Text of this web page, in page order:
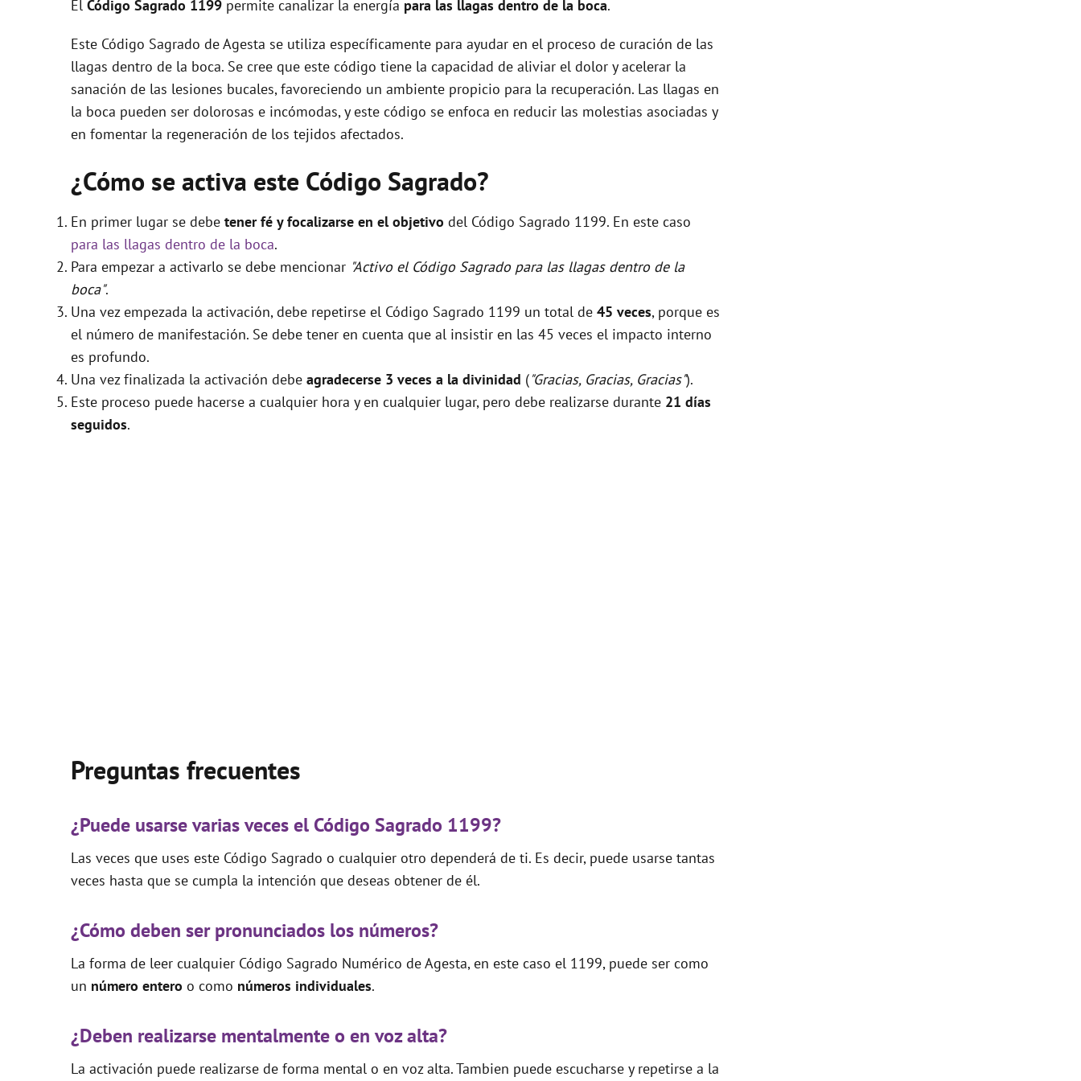
El Código Sagrado 1199 permite canalizar la energía para las llagas dentro de la boca.
Este Código Sagrado de Agesta se utiliza específicamente para ayudar en el proceso de curación de las
llagas dentro de la boca. Se cree que este código tiene la capacidad de aliviar el dolor y acelerar la
sanación de las lesiones bucales, favoreciendo un ambiente propicio para la recuperación. Las llagas en
la boca pueden ser dolorosas e incómodas, y este código se enfoca en reducir las molestias asociadas y
en fomentar la regeneración de los tejidos afectados.
¿Cómo se activa este Código Sagrado?
En primer lugar se debe tener fé y focalizarse en el objetivo del Código Sagrado 1199. En este caso
para las llagas dentro de la boca.
Para empezar a activarlo se debe mencionar "Activo el Código Sagrado para las llagas dentro de la
boca".
Una vez empezada la activación, debe repetirse el Código Sagrado 1199 un total de 45 veces, porque es
el número de manifestación. Se debe tener en cuenta que al insistir en las 45 veces el impacto interno
es profundo.
Una vez finalizada la activación debe agradecerse 3 veces a la divinidad ("Gracias, Gracias, Gracias").
Este proceso puede hacerse a cualquier hora y en cualquier lugar, pero debe realizarse durante 21 días
seguidos.
Preguntas frecuentes
¿Puede usarse varias veces el Código Sagrado 1199?
Las veces que uses este Código Sagrado o cualquier otro dependerá de ti. Es decir, puede usarse tantas
veces hasta que se cumpla la intención que deseas obtener de él.
¿Cómo deben ser pronunciados los números?
La forma de leer cualquier Código Sagrado Numérico de Agesta, en este caso el 1199, puede ser como
un número entero o como números individuales.
¿Deben realizarse mentalmente o en voz alta?
La activación puede realizarse de forma mental o en voz alta. Tambien puede escucharse y repetirse a la